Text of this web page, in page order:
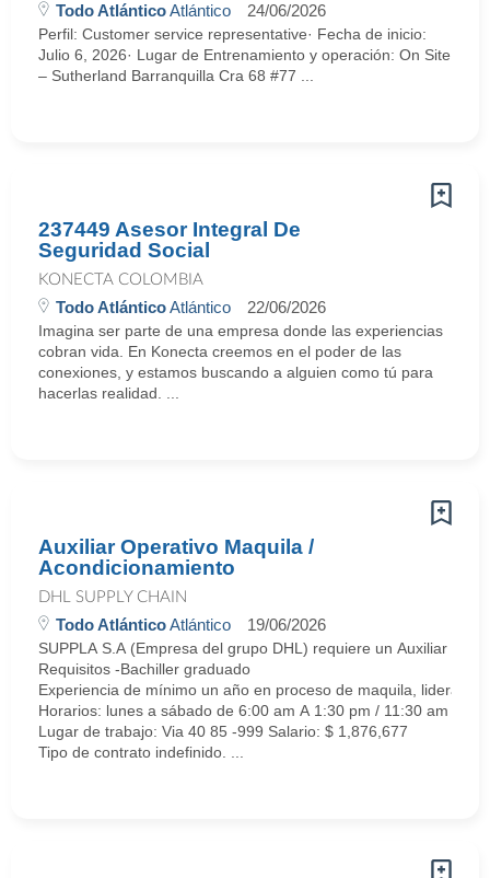
Todo AtlánticoAtlántico 24/06/2026
Perfil: Customer service representative· Fecha de inicio:
Julio 6, 2026· Lugar de Entrenamiento y operación: On Site
– Sutherland Barranquilla Cra 68 #77 ...
237449 Asesor Integral De
Seguridad Social
KONECTA COLOMBIA
Todo AtlánticoAtlántico 22/06/2026
Imagina ser parte de una empresa donde las experiencias
cobran vida. En Konecta creemos en el poder de las
conexiones, y estamos buscando a alguien como tú para
hacerlas realidad. ...
Auxiliar Operativo Maquila /
Acondicionamiento
DHL SUPPLY CHAIN
Todo AtlánticoAtlántico 19/06/2026
SUPPLA S.A (Empresa del grupo DHL) requiere un Auxiliar
Requisitos -Bachiller graduado
Experiencia de mínimo un año en proceso de maquila, liderar
Horarios: lunes a sábado de 6:00 am A 1:30 pm / 11:30 am a
Lugar de trabajo: Via 40 85 -999 Salario: $ 1,876,677
Tipo de contrato indefinido. ...